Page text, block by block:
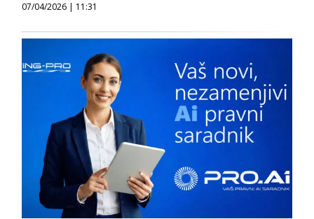
07/04/2026 | 11:31